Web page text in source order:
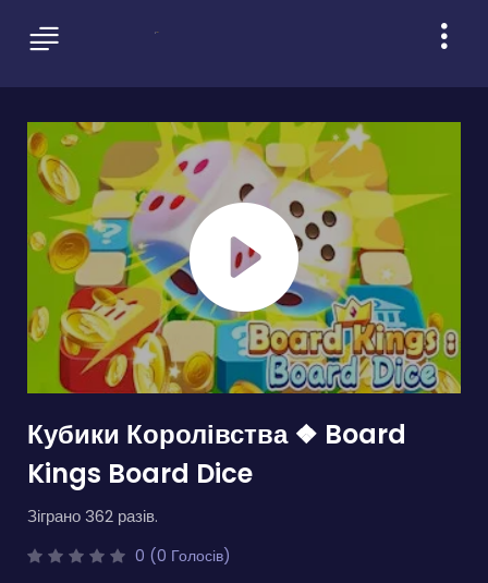
Кубики Королівства ❖ Board
Kings Board Dice
Зіграно 362 разів.
0 (0 Голосів)